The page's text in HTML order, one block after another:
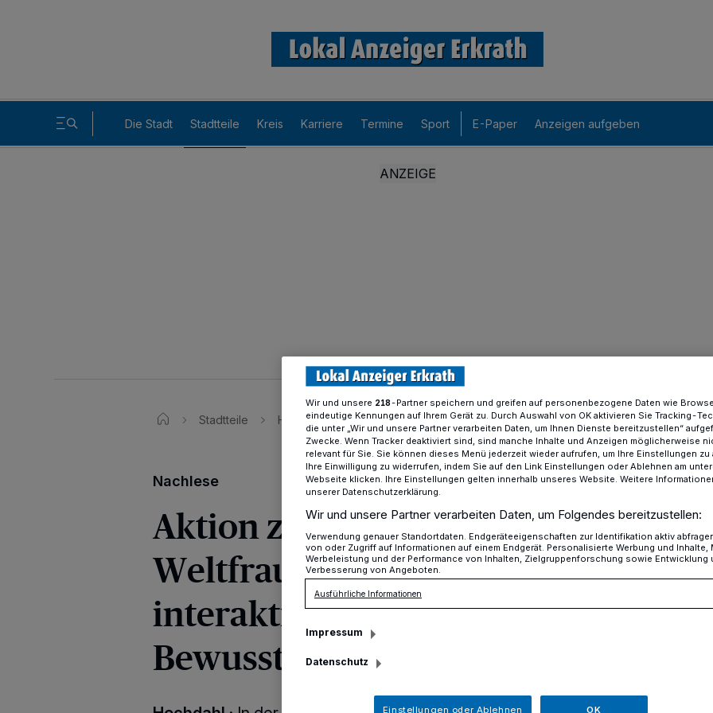
Die Stadt Stadtteile Kreis Karriere Termine Sport E-Paper Anzeigen aufgeben
Stadtteile Hochdahl Aktion zum Auftakt des Weltfrauentages 2025: Mit interaktivem
Nachlese
Aktion zum Auftakt des
Weltfrauentages 2025: Mit
interaktivem Quiz für mehr
Bewusstsein
Wir und unsere 218-Partner speichern und greifen auf personenbezogene Daten wie
eindeutige Kennungen auf Ihrem Gerät zu. Durch Auswahl von OK aktivieren Sie Tracking-
die unter „Wir und unsere Partner verarbeiten Daten, um Ihnen Dienste bereitzustellen“
Zwecke. Wenn Tracker deaktiviert sind, sind manche Inhalte und Anzeigen möglicherweise
relevant für Sie. Sie können dieses Menü jederzeit wieder aufrufen, um Ihre Einstellungen zu
Ihre Einwilligung zu widerrufen, indem Sie auf den Link Einstellungen oder Ablehnen am
Webseite klicken. Ihre Einstellungen gelten innerhalb unseres Website. Weitere
unserer Datenschutzerklärung.
Wir und unsere Partner verarbeiten Daten, um Folgendes bereitzustellen:
Verwendung genauer Standortdaten. Endgeräteeigenschaften zur Identifikation aktiv
von oder Zugriff auf Informationen auf einem Endgerät. Personalisierte Werbung und Inhalte,
Werbeleistung und der Performance von Inhalten, Zielgruppenforschung sowie Entwicklung
Verbesserung von Angeboten.
Ausführliche Informationen
Impressum
Datenschutz
Einstellungen oder Ablehnen OK